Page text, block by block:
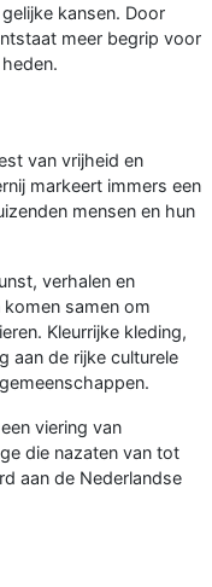
kansen. Door
meer begrip voor
van vrijheid en
markeert immers een
mensen en hun
verhalen en
samen om
Kleurrijke kleding,
aan de rijke culturele
viering van
die nazaten van tot
aan de Nederlandse